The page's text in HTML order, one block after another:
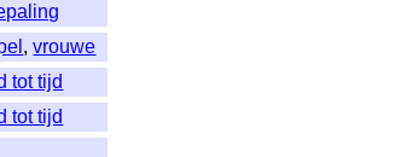
,vrouwe
tot tijd
tot tijd